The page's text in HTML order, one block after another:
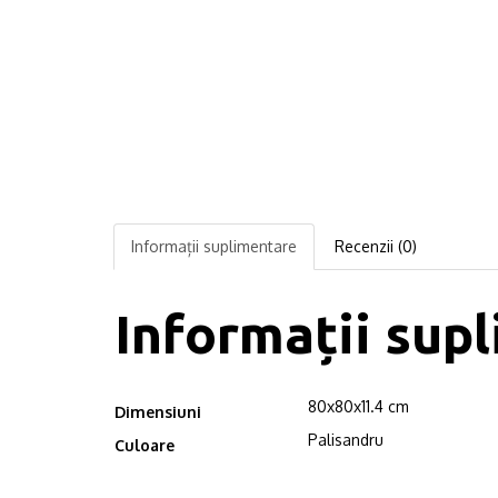
Informații suplimentare Recenzii (0)
Informații
Dimensiuni 80x80x11.4 cm
Culoare Palisandru